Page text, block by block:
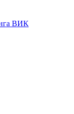
ВИК